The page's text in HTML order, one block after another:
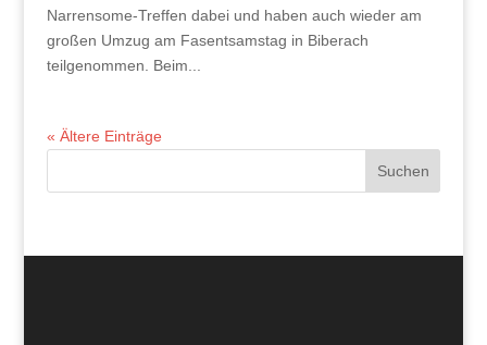
Narrensome-Treffen dabei und haben auch wieder am
großen Umzug am Fasentsamstag in Biberach
teilgenommen. Beim...
« Ältere Einträge
Suchen